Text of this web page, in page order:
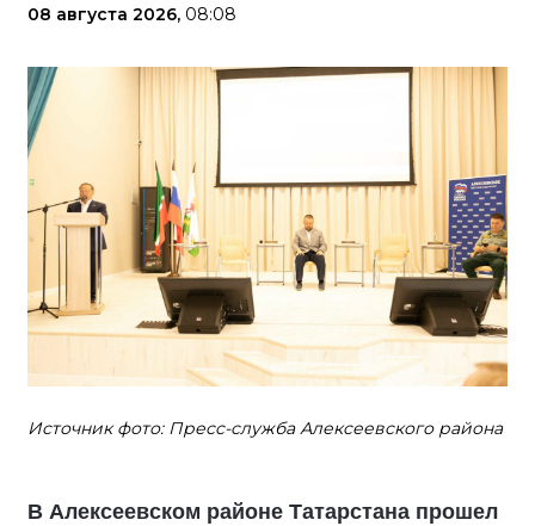
08 августа 2026, 08:08
Источник фото: Пресс-служба Алексеевского района
В Алексеевском районе Татарстана прошел